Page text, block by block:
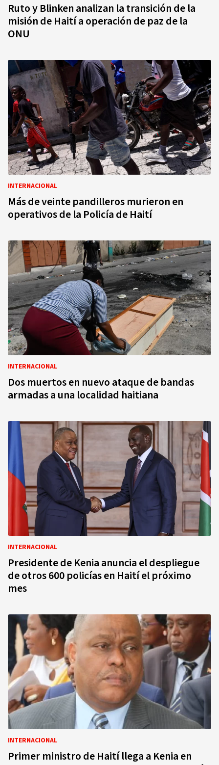
Ruto y Blinken analizan la transición de la
misión de Haití a operación de paz de la
ONU
INTERNACIONAL
Más de veinte pandilleros murieron en
operativos de la Policía de Haití
INTERNACIONAL
Dos muertos en nuevo ataque de bandas
armadas a una localidad haitiana
INTERNACIONAL
Presidente de Kenia anuncia el despliegue
de otros 600 policías en Haití el próximo
mes
INTERNACIONAL
Primer ministro de Haití llega a Kenia en